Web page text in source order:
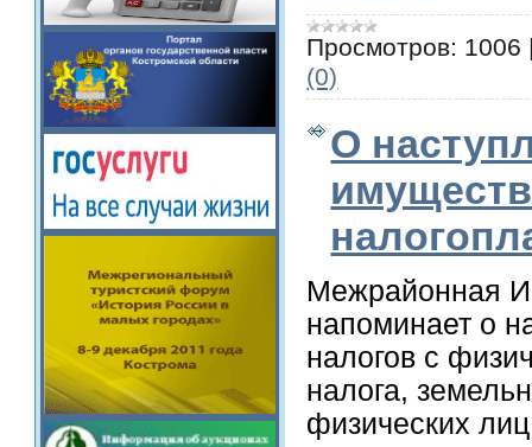
Просмотров: 1006
(0)
О
Межрайонная
напоминает о
налогов с
налога,
физических